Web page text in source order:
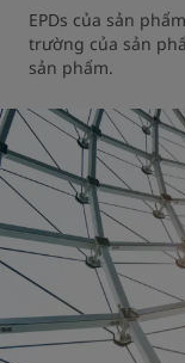
EPDs của sản
trường của sản
sản phẩm.